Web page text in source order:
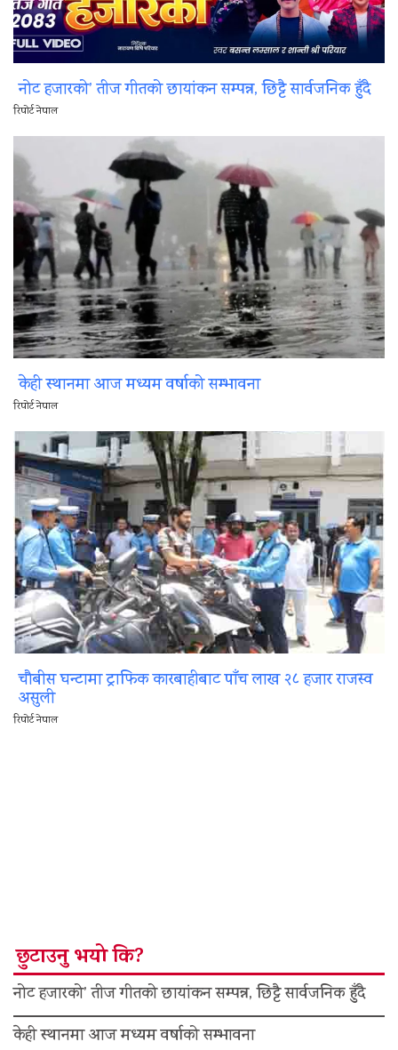
नोट हजारको’ तीज गीतको छायांकन सम्पन्न, छिट्टै सार्वजनिक हुँदै
रिपोर्ट नेपाल
केही स्थानमा आज मध्यम वर्षाको सम्भावना
रिपोर्ट नेपाल
चौबीस घन्टामा ट्राफिक कारबाहीबाट पाँच लाख २८ हजार राजस्व
असुली
रिपोर्ट नेपाल
छुटाउनु भयो कि?
नोट हजारको’ तीज गीतको छायांकन सम्पन्न, छिट्टै सार्वजनिक हुँदै
केही स्थानमा आज मध्यम वर्षाको सम्भावना